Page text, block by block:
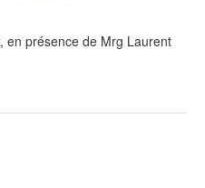
en présence de Mrg Laurent